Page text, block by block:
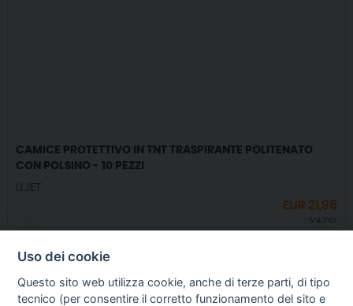
CAMICE PROTETTIVO IN TNT TRASPIRANTE POLITENATO
CON POLSINO - 10 PEZZI
U.JET
EUR 21,96
IVA incl.
Uso dei cookie
Questo sito web utilizza cookie, anche di terze parti, di tipo
tecnico (per consentire il corretto funzionamento del sito e